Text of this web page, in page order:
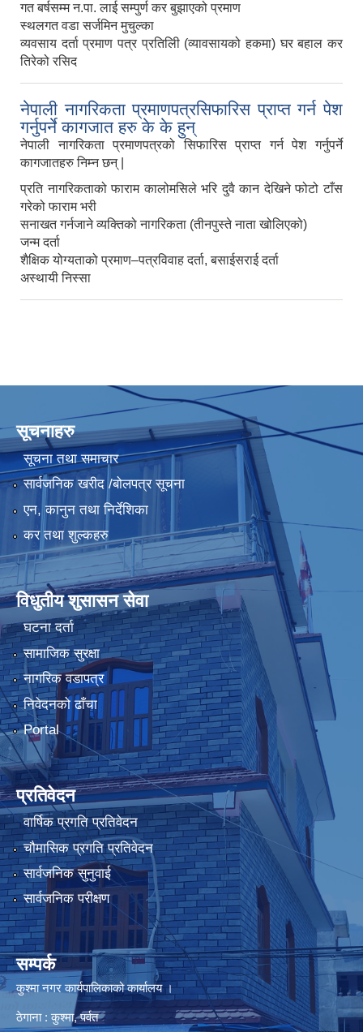
गत बर्षसम्म न.पा. लाई सम्पुर्ण कर बुझाएको प्रमाण
स्थलगत वडा सर्जमिन मुचुल्का
व्यवसाय दर्ता प्रमाण पत्र प्रतिलिी (व्यावसायको हकमा) घर बहाल कर
तिरेको रसिद
नेपाली नागरिकता प्रमाणपत्रसिफारिस प्राप्त गर्न पेश
गर्नुपर्ने कागजात हरु के के हुन्
नेपाली नागरिकता प्रमाणपत्रको सिफारिस प्राप्त गर्न पेश गर्नुपर्ने
कागजातहरु निम्न छन् |
प्रति नागरिकताको फाराम कालोमसिले भरि दुवै कान देखिने फोटो टाँस
गरेको फाराम भरी
सनाखत गर्नजाने व्यक्तिको नागरिकता (तीनपुस्ते नाता खोलिएको)
जन्म दर्ता
शैक्षिक योग्यताको प्रमाण–पत्रविवाह दर्ता, बसाईसराई दर्ता
अस्थायी निस्सा
सूचनाहरु
सूचना तथा समाचार
सार्वजनिक खरीद /बोलपत्र सूचना
एन, कानुन तथा निर्देशिका
कर तथा शुल्कहरु
विधुतीय शुसासन सेवा
घटना दर्ता
सामाजिक सुरक्षा
नागरिक वडापत्र
निवेदनको ढाँचा
Portal
प्रतिवेदन
वार्षिक प्रगति प्रतिवेदन
चौमासिक प्रगति प्रतिवेदन
सार्वजनिक सुनुवाई
सार्वजनिक परीक्षण
सम्पर्क
कुश्मा नगर कार्यपालिकाको कार्यालय ।
ठेगाना : कुश्मा, पर्वत